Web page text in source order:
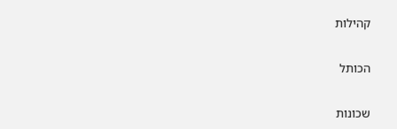
קהילות
הכותל
שכונות